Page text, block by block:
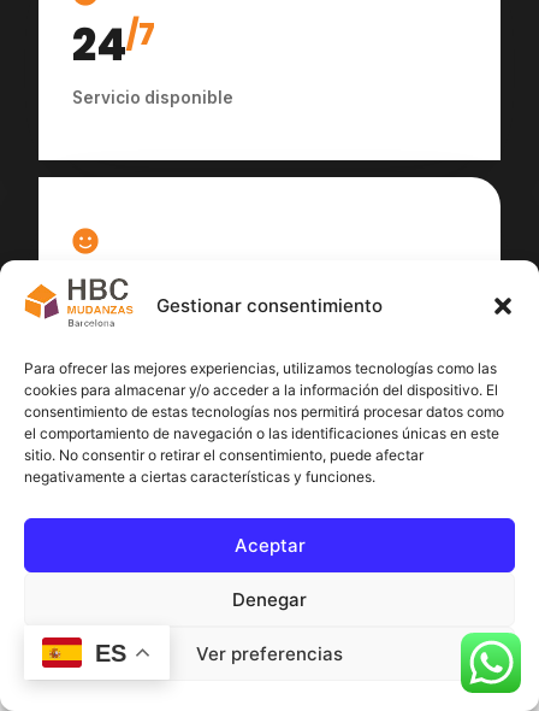
Gestionar consentimiento
Para ofrecer las mejores experiencias, utilizamos tecnologías como las
cookies para almacenar y/o acceder a la información del dispositivo. El
consentimiento de estas tecnologías nos permitirá procesar datos como
el comportamiento de navegación o las identificaciones únicas en este
sitio. No consentir o retirar el consentimiento, puede afectar
negativamente a ciertas características y funciones.
Aceptar
Denegar
Ver preferencias
24/7
Servicio disponible
100
ES